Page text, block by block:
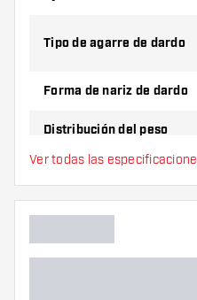
Tipo de agarre de dardo
Forma de nariz de dardo
Distribución del peso
Material de dardo
Jugador de dardos
Ver todas las